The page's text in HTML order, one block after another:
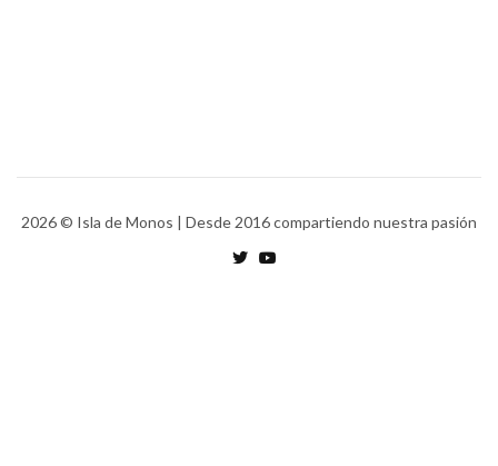
2026© Isla de Monos | Desde 2016 compartiendo nuestra pasión